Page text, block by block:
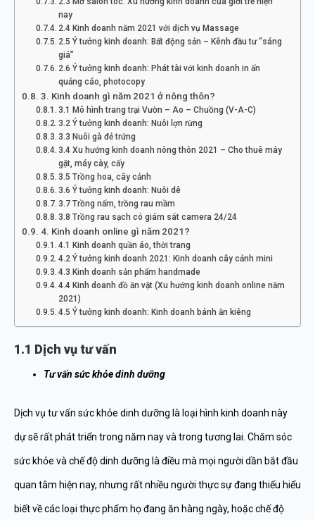
nay
2.4 Kinh doanh năm 2021 với dịch vụ Massage
2.5 Ý tưởng kinh doanh: Bất động sản – Kênh đầu tư “sáng
giá”
2.6 Ý tưởng kinh doanh: Phát tài với kinh doanh in ấn
quảng cáo, photocopy
3. Kinh doanh gì năm 2021 ở nông thôn?
3.1 Mô hình trang trại Vườn – Ao – Chuồng (V-A-C)
3.2 Ý tưởng kinh doanh: Nuôi lợn rừng
3.3 Nuôi gà đẻ trứng
3.4 Xu hướng kinh doanh nông thôn 2021 – Cho thuê máy
gặt, máy cày, cấy
3.5 Trồng hoa, cây cảnh
3.6 Ý tưởng kinh doanh: Nuôi dê
3.7 Trồng nấm, trồng rau mầm
3.8 Trồng rau sạch có giám sát camera 24/24
4. Kinh doanh online gì năm 2021?
4.1 Kinh doanh quần áo, thời trang
4.2 Ý tưởng kinh doanh 2021: Kinh doanh cây cảnh mini
4.3 Kinh doanh sản phẩm handmade
4.4 Kinh doanh đồ ăn vặt (Xu hướng kinh doanh online năm
2021)
4.5 Ý tưởng kinh doanh: Kinh doanh bánh ăn kiêng
1.1 Dịch vụ tư vấn
Tư vấn sức khỏe dinh dưỡng
Dịch vụ tư vấn sức khỏe dinh dưỡng là loại hình kinh doanh này
dự sẽ rất phát triển trong năm nay và trong tương lai. Chăm sóc
sức khỏe và chế độ dinh dưỡng là điều mà mọi người dần bắt đầu
quan tâm hiện nay, nhưng rất nhiều người thực sự đang thiếu hiểu
biết về các loại thực phẩm họ đang ăn hàng ngày, hoặc chế độ